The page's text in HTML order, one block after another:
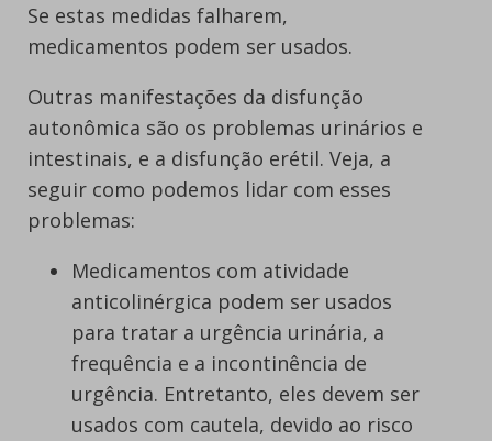
Se estas medidas falharem,
medicamentos podem ser usados.
Outras manifestações da disfunção
autonômica são os problemas urinários e
intestinais, e a disfunção erétil. Veja, a
seguir como podemos lidar com esses
problemas:
Medicamentos com atividade
anticolinérgica podem ser usados ​​
para tratar a urgência urinária, a
frequência e a incontinência de
urgência. Entretanto, eles devem ser
usados ​​com cautela, devido ao risco